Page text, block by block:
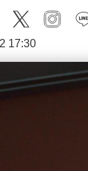
facebook
twitter
17:30